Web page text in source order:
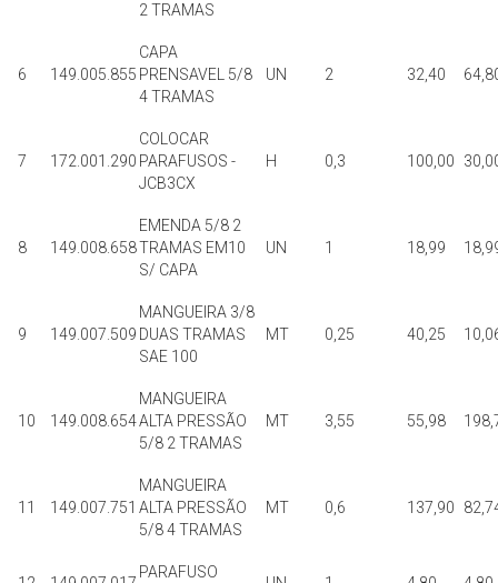
2 TRAMAS
6 149.005.855
CAPA
PRENSAVEL 5/8
4 TRAMAS
UN 2 32,40
7 172.001.290
COLOCAR
PARAFUSOS -
JCB3CX
H 0,3 100,00
8 149.008.658
EMENDA 5/8 2
TRAMAS EM10
S/ CAPA
UN 1 18,99
9 149.007.509
MANGUEIRA 3/8
DUAS TRAMAS
SAE 100
MT 0,25 40,25
10 149.008.654
MANGUEIRA
ALTA PRESSÃO
5/8 2 TRAMAS
MT 3,55 55,98
11 149.007.751
MANGUEIRA
ALTA PRESSÃO
5/8 4 TRAMAS
MT 0,6 137,90
PARAFUSO